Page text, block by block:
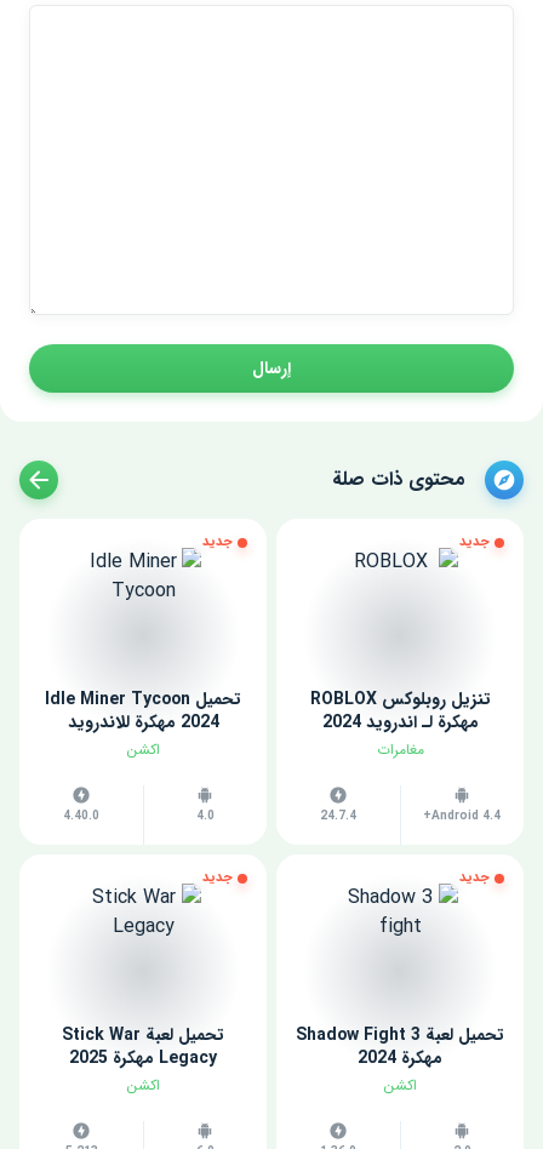
إرسال
محتوى ذات صلة
جديد
تنزيل روبلوكس ROBLOX
مهكرة لـ اندرويد 2024
مغامرات
Android 4.4+
24.7.4
جديد
تحميل Idle Miner Tycoon
2024 مهكرة للاندرويد
اكشن
4.0
4.40.0
جديد
تحميل لعبة Shadow Fight 3
مهكرة 2024
اكشن
جديد
تحميل لعبة Stick War
Legacy مهكرة 2025
اكشن